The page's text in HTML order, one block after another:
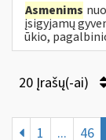
Asmenims
įsigyjamų
ūkio,
20 Įrašų(-ai)
1 ... 46